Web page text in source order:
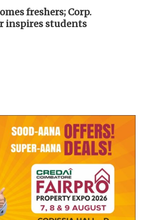
freshers; Corp.
inspires students